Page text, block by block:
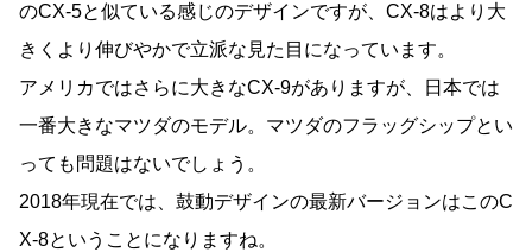
のCX-5と似ている感じのデザインですが、CX-8はより大
きくより伸びやかで立派な見た目になっています。
アメリカではさらに大きなCX-9がありますが、日本では
一番大きなマツダのモデル。マツダのフラッグシップとい
っても問題はないでしょう。
2018年現在では、鼓動デザインの最新バージョンはこのC
X-8ということになりますね。